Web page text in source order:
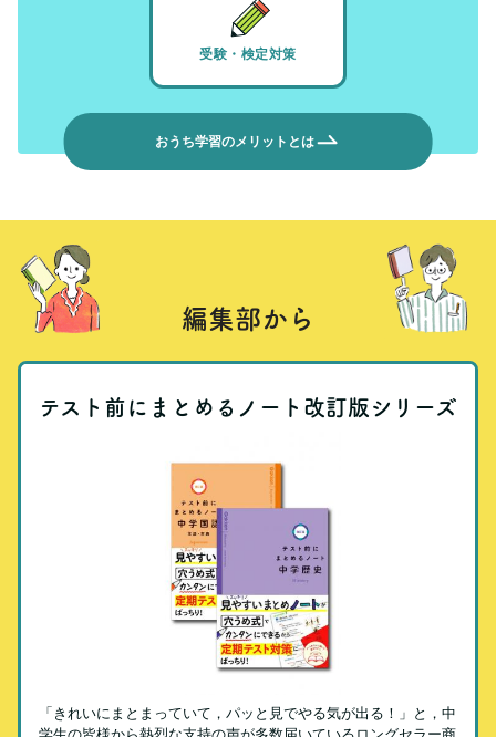
受験・検定対策
おうち学習のメリットとは
編集部から
テスト前にまとめるノート改訂版シリーズ
「きれいにまとまっていて，パッと見でやる気が出る！」と，中